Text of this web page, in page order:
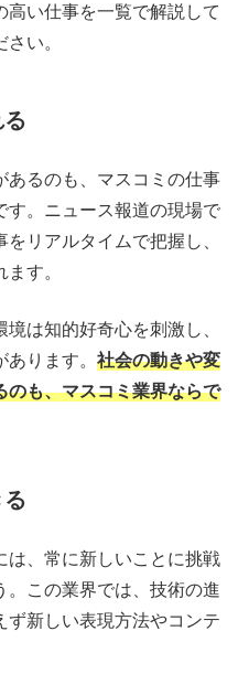
い仕事を一覧で解説して
い。
あるのも、マスコミの仕事
す。ニュース報道の現場で
リアルタイムで把握し、
す。
は知的好奇心を刺激し、
ります。 社会の動きや変
のも、マスコミ業界ならで
は、常に新しいことに挑戦
。この業界では、技術の進
新しい表現方法やコンテ